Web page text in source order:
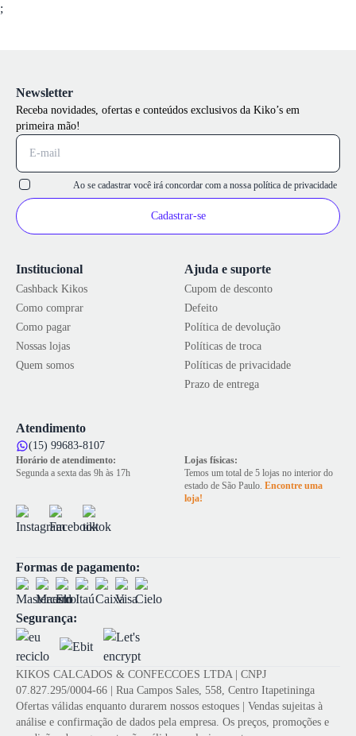
;
Institucional
Cashback Kikos
Como comprar
Como pagar
Nossas lojas
Quem somos
Ajuda e suporte
Cupom de desconto
Defeito
Política de devolução
Políticas de troca
Políticas de privacidade
Prazo de entrega
Atendimento
(15) 99683-8107
Horário de atendimento:
Segunda a sexta das 9h às 17h
Lojas físicas:
Temos um total de 5 lojas no interior do
estado de São Paulo. Encontre uma
loja!
Newsletter
Receba novidades, ofertas e conteúdos exclusivos da Kiko’s em
primeira mão!
Ao se cadastrar você irá concordar com a nossa política de privacidade
Cadastrar-se
Formas de pagamento:
Segurança:
KIKOS CALCADOS & CONFECCOES LTDA | CNPJ
07.827.295/0004-66 | Rua Campos Sales, 558, Centro Itapetininga
Ofertas válidas enquanto durarem nossos estoques | Vendas sujeitas à
análise e confirmação de dados pela empresa. Os preços, promoções e